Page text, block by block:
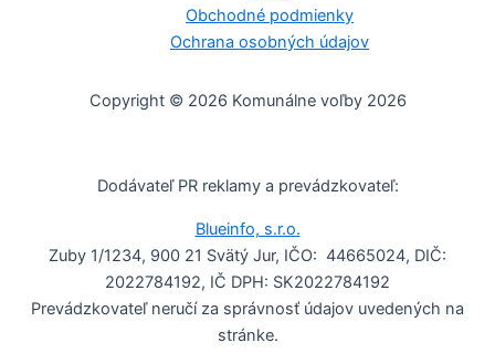
Obchodné podmienky
Ochrana osobných údajov
Copyright © 2026 Komunálne voľby 2026
Dodávateľ PR reklamy a prevádzkovateľ:
Blueinfo, s.r.o.
Zuby 1/1234, 900 21 Svätý Jur, IČO: 44665024, DIČ:
2022784192, IČ DPH: SK2022784192
Prevádzkovateľ neručí za správnosť údajov uvedených na
stránke.